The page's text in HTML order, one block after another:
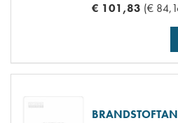
€ 101,83 (€